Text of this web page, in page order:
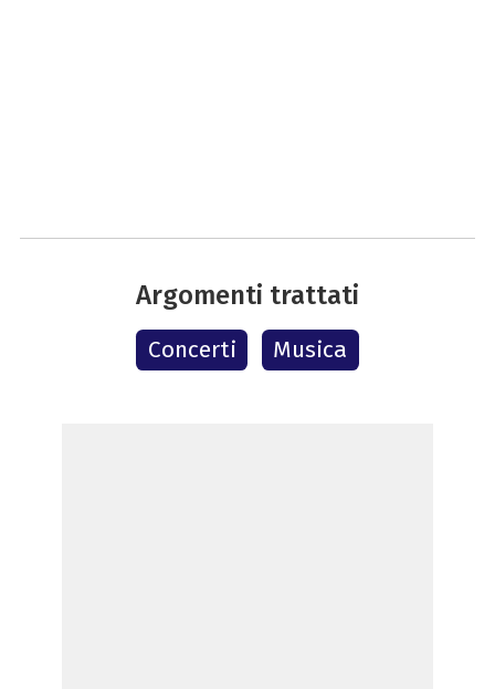
Argomenti trattati
Concerti Musica